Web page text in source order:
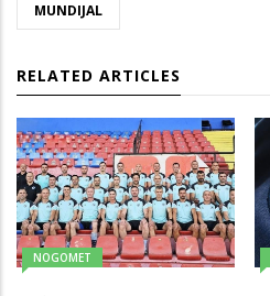
MUNDIJAL
RELATED ARTICLES
NOGOMET